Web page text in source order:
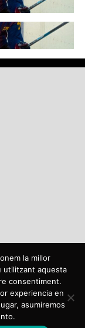
/ Todos los derechos
de contingut sobre la
és propietat de la
de contenido sobre
la millor
utilitzant aquesta
consentiment.
experiencia en
asumiremos